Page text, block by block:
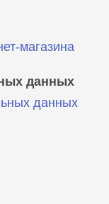
магазина
данных
данных